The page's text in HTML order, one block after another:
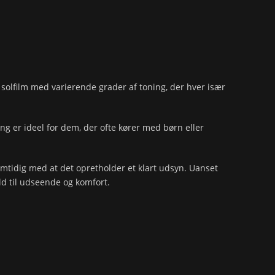
med varierende grader af toning, der hver især
er ideel for dem, der ofte kører med børn eller
med at det opretholder et klart udsyn. Uanset
til udseende og komfort.